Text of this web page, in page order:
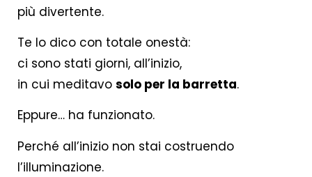
più divertente.
Te lo dico con totale onestà:
ci sono stati giorni, all’inizio,
in cui meditavo solo per la barretta.
Eppure… ha funzionato.
Perché all’inizio non stai costruendo
l’illuminazione.